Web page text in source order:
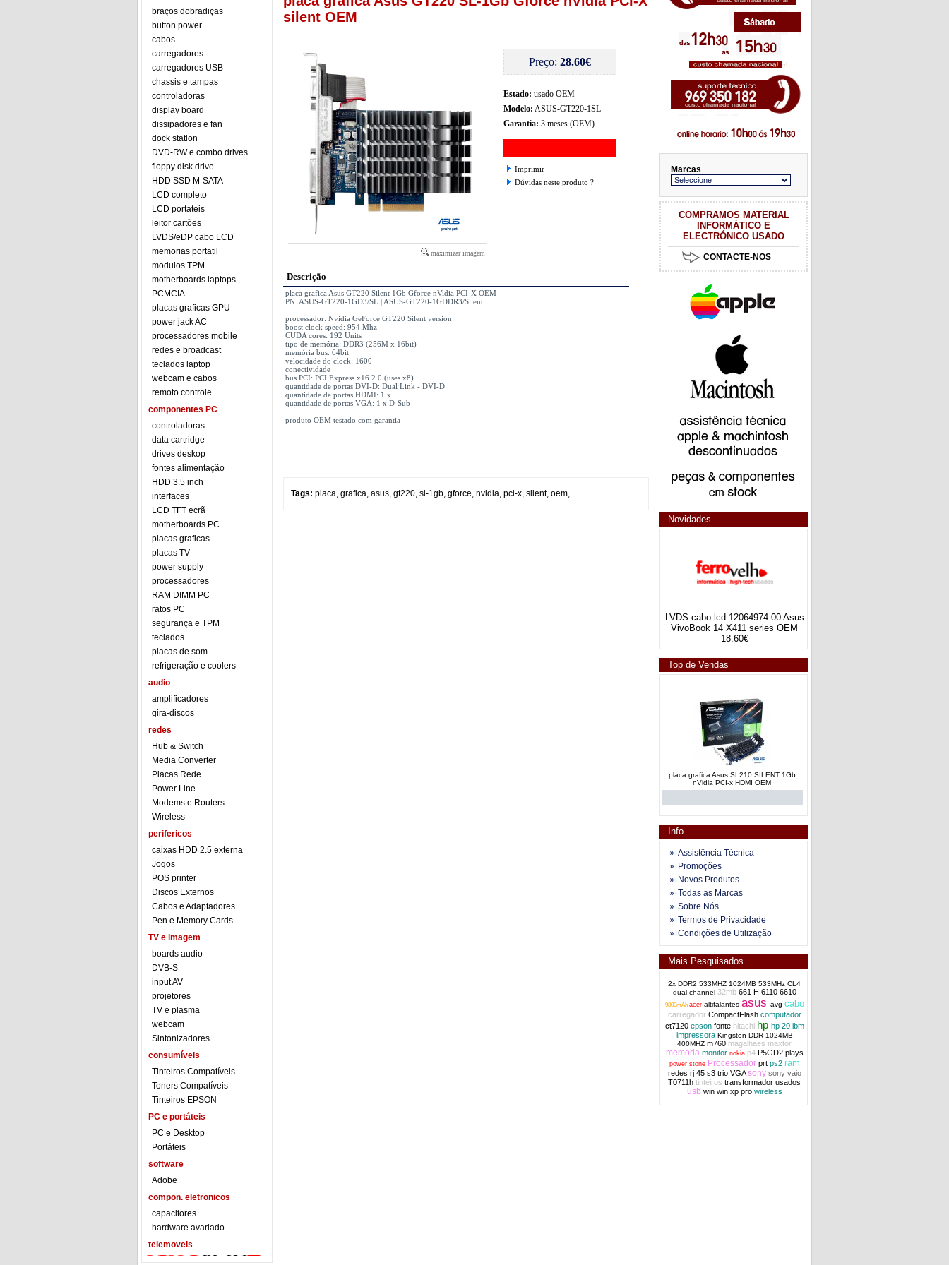
braços dobradiças
button power
cabos
carregadores
carregadores USB
chassis e tampas
controladoras
display board
dissipadores e fan
dock station
DVD-RW e combo drives
floppy disk drive
HDD SSD M-SATA
LCD completo
LCD portateis
leitor cartões
LVDS/eDP cabo LCD
memorias portatil
modulos TPM
motherboards laptops
PCMCIA
placas graficas GPU
power jack AC
processadores mobile
redes e broadcast
teclados laptop
webcam e cabos
remoto controle
componentes PC
controladoras
data cartridge
drives deskop
fontes alimentação
HDD 3.5 inch
interfaces
LCD TFT ecrã
motherboards PC
placas graficas
placas TV
power supply
processadores
RAM DIMM PC
ratos PC
segurança e TPM
teclados
placas de som
refrigeração e coolers
audio
amplificadores
gira-discos
redes
Hub & Switch
Media Converter
Placas Rede
Power Line
Modems e Routers
Wireless
perifericos
caixas HDD 2.5 externa
Jogos
POS printer
Discos Externos
Cabos e Adaptadores
Pen e Memory Cards
TV e imagem
boards audio
DVB-S
input AV
projetores
TV e plasma
webcam
Sintonizadores
consumíveis
Tinteiros Compatíveis
Toners Compatíveis
Tinteiros EPSON
PC e portáteis
PC e Desktop
Portáteis
software
Adobe
compon. eletronicos
capacitores
hardware avariado
telemoveis
silent OEM
maximizar imagem
Preço: 28.60€
Estado: usado OEM
Modelo: ASUS-GT220-1SL
Garantia: 3 meses (OEM)
Imprimir
Dúvidas neste produto ?
Descrição
placa grafica Asus GT220 Silent 1Gb Gforce nVidia PCI-X OEM
PN: ASUS-GT220-1GD3/SL | ASUS-GT220-1GDDR3/Silent
processador: Nvidia GeForce GT220 Silent version
boost clock speed: 954 Mhz
CUDA cores: 192 Units
tipo de memória: DDR3 (256M x 16bit)
memória bus: 64bit
velocidade do clock: 1600
conectividade
bus PCI: PCI Express x16 2.0 (uses x8)
quantidade de portas DVI-D: Dual Link - DVI-D
quantidade de portas HDMI: 1 x
quantidade de portas VGA: 1 x D-Sub
produto OEM testado com garantia
Tags: placa, grafica, asus, gt220, sl-1gb, gforce, nvidia, pci-x, silent, oem,
Marcas
COMPRAMOS MATERIAL
INFORMÁTICO E
ELECTRÓNICO USADO
CONTACTE-NOS
Novidades
LVDS cabo lcd 12064974-00 Asus
VivoBook 14 X411 series OEM
18.60€
Top de Vendas
nVidia PCI-x HDMI OEM
nVidia PCI Express Nova
Info
Assistência Técnica
Promoções
Novos Produtos
Todas as Marcas
Sobre Nós
Termos de Privacidade
Condições de Utilização
Mais Pesquisados
2x DDR2 533MHZ 1024MB 533MHz CL4
dual channel 32mb 661 H 6110 6610
9800mAh acer altifalantes asus avg cabo
carregador CompactFlash computador
ct7120 epson fonte hitachi hp hp 20 ibm
impressora Kingston DDR 1024MB
400MHZ m760 magalhaes maxtor
memoria monitor nokia p4 P5GD2 plays
power stone Processador prt ps2 ram
redes rj 45 s3 trio VGAsony sony vaio
T0711h tinteiros transformador usados
usb win win xp pro wireless